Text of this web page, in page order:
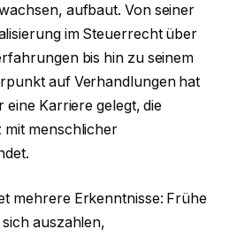
aufbaut. Von seiner
im Steuerrecht über
bis hin zu seinem
auf Verhandlungen hat
Karriere gelegt, die
mit menschlicher
mehrere Erkenntnisse: Frühe
auszahlen,